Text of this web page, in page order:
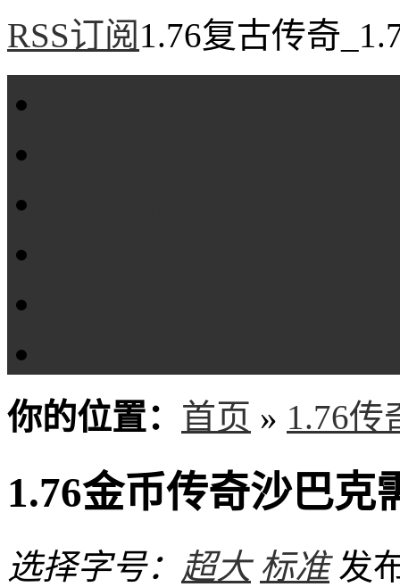
RSS订阅 1.76复古传奇
你的位置： 首页 » 1.76传
1.76金币传奇沙巴克
选择字号： 超大 标准 发